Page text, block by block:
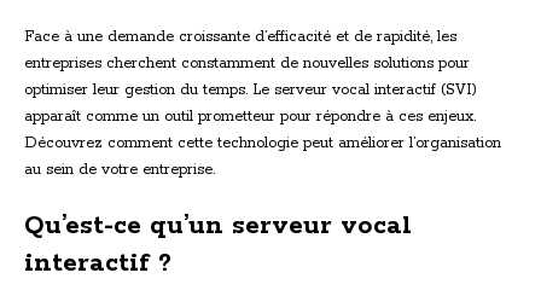
Face à une demande croissante d’efficacité et de rapidité, les
entreprises cherchent constamment de nouvelles solutions pour
optimiser leur gestion du temps. Le serveur vocal interactif (SVI)
apparaît comme un outil prometteur pour répondre à ces enjeux.
Découvrez comment cette technologie peut améliorer l’organisation
au sein de votre entreprise.
Qu’est-ce qu’un serveur vocal
interactif ?